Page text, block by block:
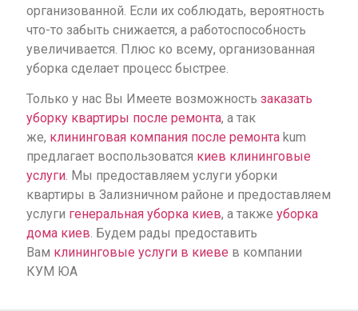
организованной. Если их соблюдать, вероятность
что-то забыть снижается, а работоспособность
увеличивается. Плюс ко всему, организованная
уборка сделает процесс быстрее.
Только у нас Вы Имеете возможностьзаказать
уборку квартиры после ремонта, а так
же, клининговая компания после ремонта kum
предлагает воспользоватся киев клининговые
услуги. Мы предоставляем услуги уборки
квартиры в Зализничном районе и предоставляем
услуги генеральная уборка киев, а такжеуборка
дома киев. Будем рады предоставить
Вам клининговые услуги в киеве в компании
КУМ ЮА